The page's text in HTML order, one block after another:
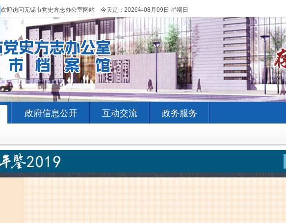
欢迎访问无锡市党史方志办公室网站 今天是： 2026年08月09日 星期日
政府信息公开 互动交流 政务服务